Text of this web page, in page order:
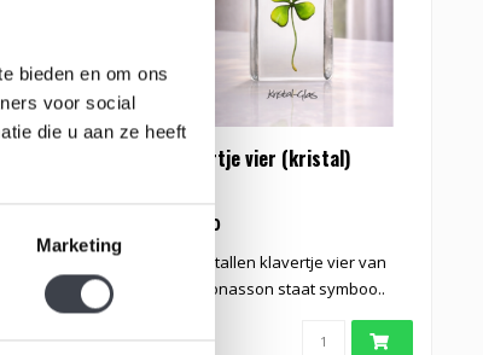
bieden en om ons
voor social
die u aan ze heeft
Marketing
Klavertje vier (kristal)
€99,00
Dit kristallen klavertje vier van
Mats Jonasson staat symboo..